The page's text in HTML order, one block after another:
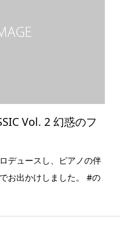
Vol. 2 幻惑のフ
デュースし、ピアノの伴
お出かけしました。 #の